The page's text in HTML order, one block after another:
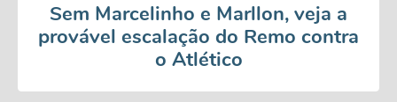
Sem Marcelinho e Marllon, veja a
provável escalação do Remo contra
o Atlético